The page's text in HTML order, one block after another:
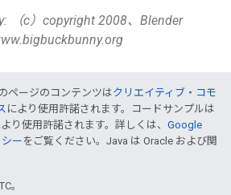
（c）copyright 2008、Blender
ページのコンテンツはクリエイティブ・コモ
により使用許諾されます。コードサンプルは
より使用許諾されます。詳しくは、 Google
ー をご覧ください。Java は Oracle および関
。